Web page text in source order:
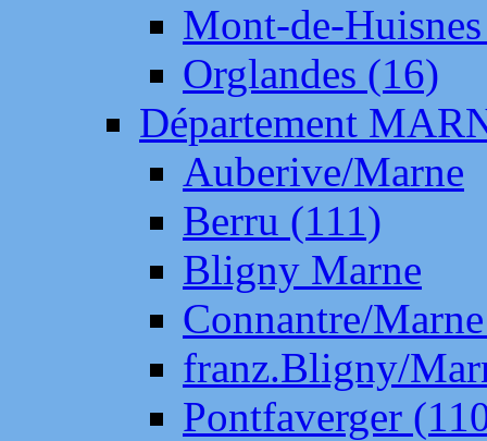
Mont-de-
Orglandes (16)
Département
Auberive/Marne
Berru (111)
Bligny Marne
Connantre/
franz.Bligny/
Pontfaverger